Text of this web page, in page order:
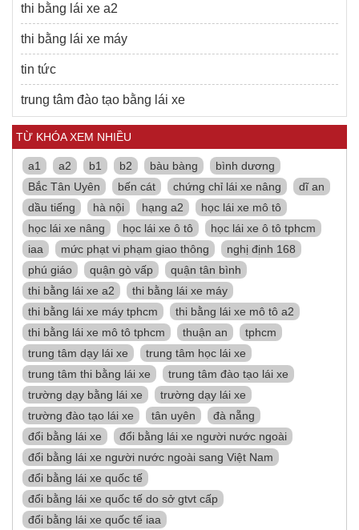
thi bằng lái xe a2
thi bằng lái xe máy
tin tức
trung tâm đào tạo bằng lái xe
TỪ KHÓA XEM NHIỀU
a1 a2 b1 b2 bàu bàng
bình dương
Bắc Tân Uyên
bến cát chứng chỉ lái xe nâng
dĩ an
dầu tiếng
hà nội hạng a2
học lái xe mô tô
học lái xe nâng
học lái xe ô tô
học lái xe ô tô tphcm
iaa
mức phạt vi phạm giao thông
nghị định 168
phú giáo
quận gò vấp
quận tân bình
thi bằng lái xe a2
thi bằng lái xe máy
thi bằng lái xe máy tphcm
thi bằng lái xe mô tô a2
thi bằng lái xe mô tô tphcm
thuận an
tphcm
trung tâm dạy lái xe
trung tâm học lái xe
trung tâm thi bằng lái xe
trung tâm đào tạo lái xe
trường dạy bằng lái xe
trường dạy lái xe
trường đào tạo lái xe
tân uyên
đà nẵng
đổi bằng lái xe
đổi bằng lái xe người nước ngoài
đổi bằng lái xe người nước ngoài sang Việt Nam
đổi bằng lái xe quốc tế
đổi bằng lái xe quốc tế do sở gtvt cấp
đổi bằng lái xe quốc tế iaa